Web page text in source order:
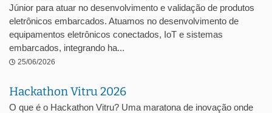
Júnior para atuar no desenvolvimento e validação de produtos
eletrônicos embarcados. Atuamos no desenvolvimento de
equipamentos eletrônicos conectados, IoT e sistemas
embarcados, integrando ha...
25/06/2026
Hackathon Vitru 2026
O que é o Hackathon Vitru? Uma maratona de inovação onde